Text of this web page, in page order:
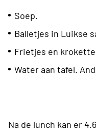
Soep.
Balletjes in Luikse
Frietjes en
Water aan tafel.
Na de lunch kan er